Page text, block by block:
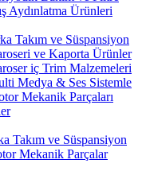
Aydınlatma Ürünleri
Takım ve Süspansiyon
ve Kaporta Ürünler
iç Trim Malzemeleri
Medya & Ses Sistemle
Mekanik Parçaları
Takım ve Süspansiyon
Mekanik Parçalar